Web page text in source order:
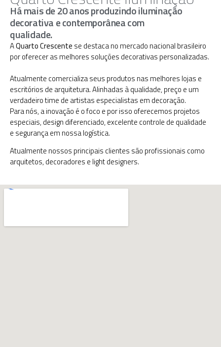
Há mais de 20 anos produzindo iluminação
decorativa e contemporânea com
qualidade.
AQuarto Crescente se destaca no mercado nacional brasileiro
por oferecer as melhores soluções decorativas personalizadas.
Atualmente comercializa seus produtos nas melhores lojas e
escritórios de arquitetura. Alinhadas à qualidade, preço e um
verdadeiro time de artistas especialistas em decoração.
Para nós, a inovação é o foco e por isso oferecemos projetos
especiais, design diferenciado, excelente controle de qualidade
e segurança em nossa logística.
Atualmente nossos principais clientes são profissionais como
arquitetos, decoradores e light designers.